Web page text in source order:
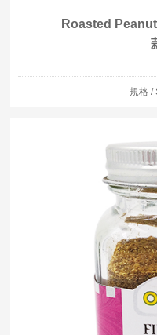
Roasted
規格 /